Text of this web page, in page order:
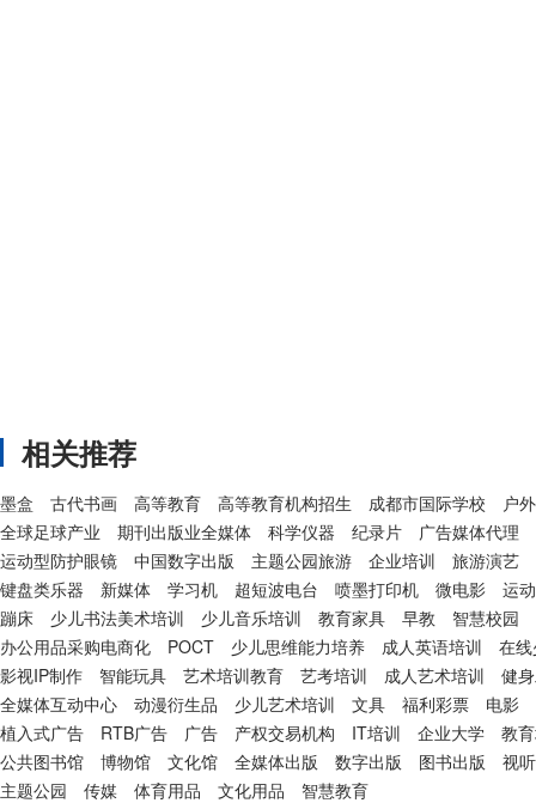
相关推荐
墨盒 古代书画 高等教育 高等教育机构招生 成都市国际学校
户
全球足球产业
期刊出版业全媒体 科学仪器 纪录片
广告媒体代理
运动型防护眼镜
中国数字出版 主题公园旅游 企业培训
旅游演艺
键盘类乐器
新媒体 学习机 超短波电台 喷墨打印机 微电影
运
蹦床
少儿书法美术培训 少儿音乐培训 教育家具 早教
智慧校园
办公用品采购电商化
POCT 少儿思维能力培养 成人英语培训
在
影视IP制作
智能玩具 艺术培训教育 艺考培训 成人艺术培训
健
全媒体互动中心
动漫衍生品 少儿艺术培训 文具 福利彩票
电影
植入式广告
RTB广告 广告 产权交易机构 IT培训 企业大学
教
公共图书馆
博物馆 文化馆 全媒体出版 数字出版 图书出版
视
主题公园
传媒 体育用品 文化用品 智慧教育